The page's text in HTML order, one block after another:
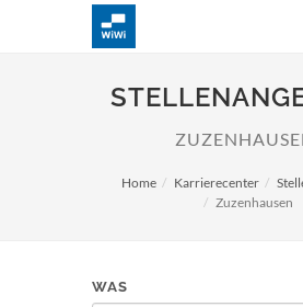
Home Karrierecenter
Zuzenhausen
WAS